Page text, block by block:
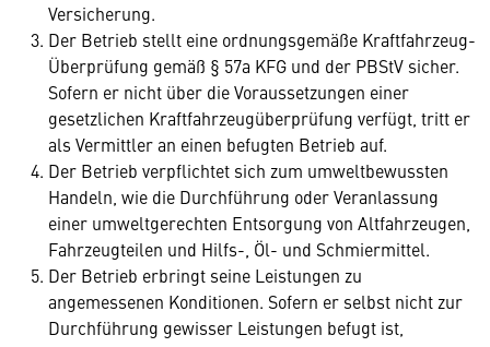
Versicherung.
Der Betrieb stellt eine ordnungsgemäße Kraftfahrzeug-
Überprüfung gemäß § 57a KFG und der PBStV sicher.
Sofern er nicht über die Voraussetzungen einer
gesetzlichen Kraftfahrzeugüberprüfung verfügt, tritt er
als Vermittler an einen befugten Betrieb auf.
Der Betrieb verpflichtet sich zum umweltbewussten
Handeln, wie die Durchführung oder Veranlassung
einer umweltgerechten Entsorgung von Altfahrzeugen,
Fahrzeugteilen und Hilfs-, Öl- und Schmiermittel.
Der Betrieb erbringt seine Leistungen zu
angemessenen Konditionen. Sofern er selbst nicht zur
Durchführung gewisser Leistungen befugt ist,